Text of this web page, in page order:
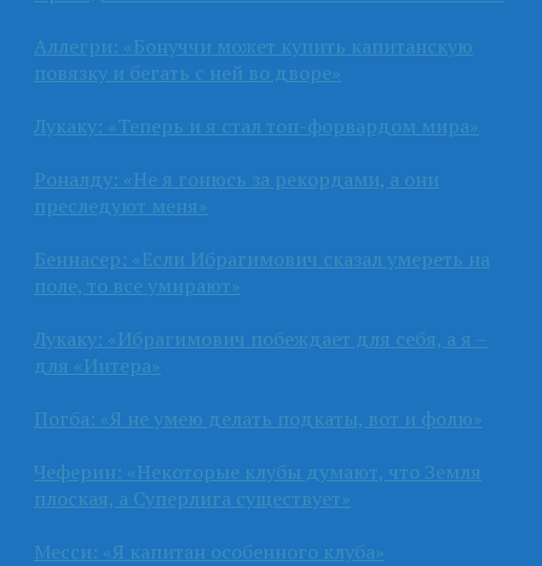
Аллегри: «Бонуччи может купить капитанскую
повязку и бегать с ней во дворе»
Лукаку: «Теперь и я стал топ-форвардом мира»
Роналду: «Не я гонюсь за рекордами, а они
преследуют меня»
Беннасер: «Если Ибрагимович сказал умереть на
поле, то все умирают»
Лукаку: «Ибрагимович побеждает для себя, а я –
для «Интера»
Погба: «Я не умею делать подкаты, вот и фолю»
Чеферин: «Некоторые клубы думают, что Земля
плоская, а Суперлига существует»
Месси: «Я капитан особенного клуба»